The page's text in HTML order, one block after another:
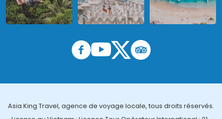
Asia King Travel, agence de voyage locale, tous droits réservés.